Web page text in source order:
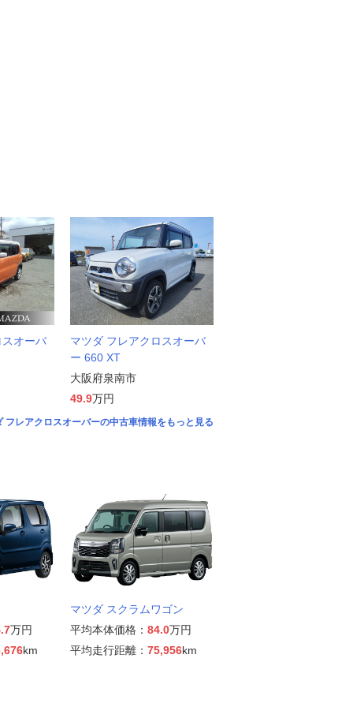
オーバ
マツダ フレアクロスオーバ
ー 660 XT
大阪府泉南市
49.9万円
フレアクロスオーバーの中古車情報をもっと見る
万円
km
マツダ スクラムワゴン
平均本体価格： 84.0万円
平均走行距離： 75,956km